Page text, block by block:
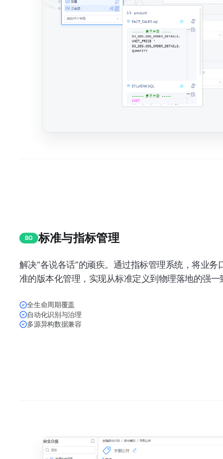
BG 标准与指标管理
解决“各说各话”的顽疾。通过指标管理系统，将业
准的版本化管理，实现从标准定义到物理落地的强一
全生命周期覆盖
自动化识别与治理
多源异构数据兼容